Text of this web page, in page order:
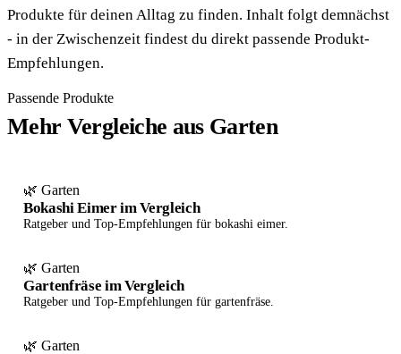
Produkte für deinen Alltag zu finden. Inhalt folgt demnächst
- in der Zwischenzeit findest du direkt passende Produkt-
Empfehlungen.
Passende Produkte
Mehr Vergleiche aus Garten
🌿 Garten
Bokashi Eimer im Vergleich
Ratgeber und Top-Empfehlungen für bokashi eimer.
🌿 Garten
Gartenfräse im Vergleich
Ratgeber und Top-Empfehlungen für gartenfräse.
🌿 Garten